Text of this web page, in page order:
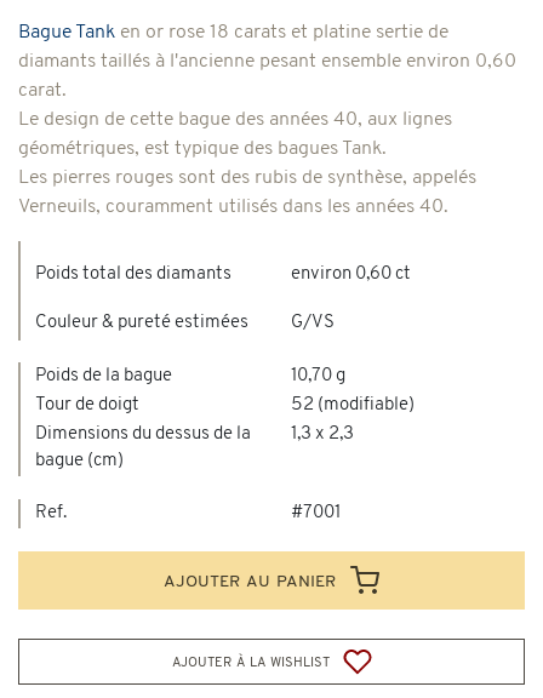
Bague Tank en or rose 18 carats et platine sertie de
diamants taillés à l'ancienne pesant ensemble environ 0,60
carat.
Le design de cette bague des années 40, aux lignes
géométriques, est typique des bagues Tank.
Les pierres rouges sont des rubis de synthèse, appelés
Verneuils, couramment utilisés dans les années 40.
Poids total des diamants environ 0,60 ct
Couleur & pureté estimées G/VS
Poids de la bague
10,70 g
Tour de doigt
52 (modifiable)
Dimensions du dessus de la
bague (cm)
1,3 x 2,3
Ref. #7001
ajouter au panier
ajouter à la wishlist